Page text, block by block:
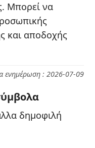
Μπορεί να
και αποδοχής
ενημέρωση : 2026-07-09
δημοφιλή